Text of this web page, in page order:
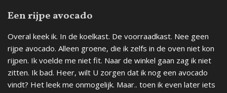
Een rijpe avocado
Overal keek ik. In de koelkast. De voorraadkast. Nee geen
rijpe avocado. Alleen groene, die ik zelfs in de oven niet kon
rijpen. Ik voelde me niet fit. Naar de winkel gaan zag ik niet
zitten. Ik bad. Heer, wilt U zorgen dat ik nog een avocado
vindt? Het leek me onmogelijk. Maar.. toen ik even later iets